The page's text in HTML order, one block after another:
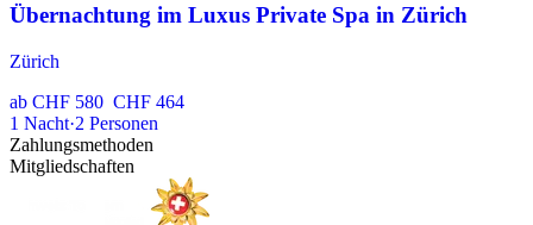
Übernachtung im Luxus Private Spa in Zürich
Zürich
ab CHF 580 CHF 464
1 Nacht·2 Personen
Zahlungsmethoden
Mitgliedschaften